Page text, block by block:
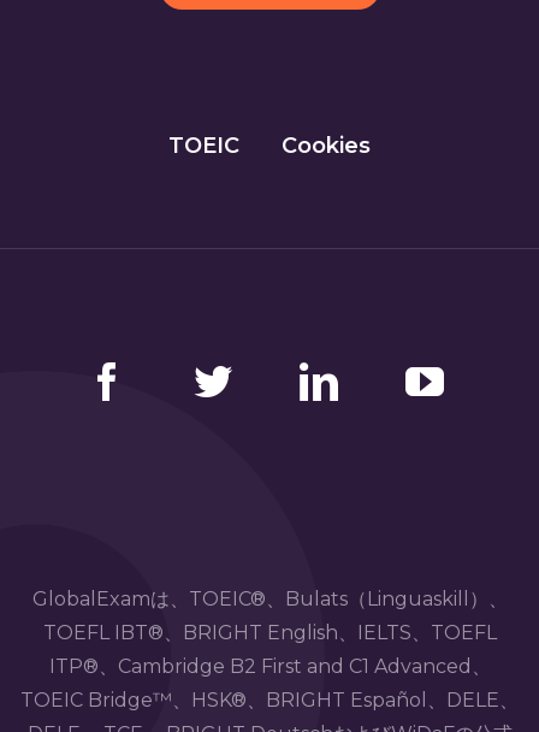
TOEIC Cookies
GlobalExamは、TOEIC®、Bulats（Linguaskill）、
TOEFL IBT®、BRIGHT English、IELTS、TOEFL
ITP®、Cambridge B2 First and C1 Advanced、
TOEIC Bridge™、HSK®、BRIGHT Español、DELE、